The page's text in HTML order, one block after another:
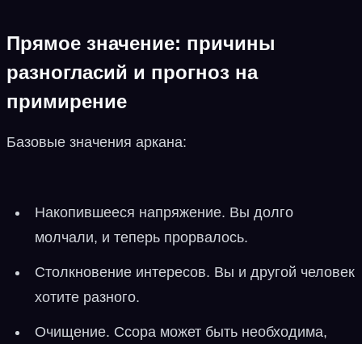
Прямое значение: причины
разногласий и прогноз на
примирение
Базовые значения аркана:
Накопившееся напряжение. Вы долго
молчали, и теперь прорвалось.
Столкновение интересов. Вы и другой человек
хотите разного.
Очищение. Ссора может быть необходима,